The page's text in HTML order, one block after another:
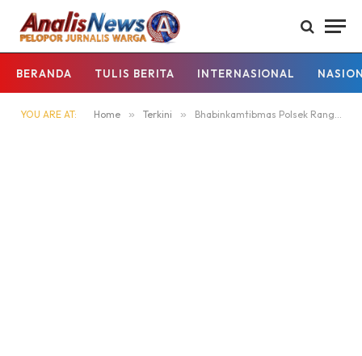
BERANDA TULIS BERITA INTERNASIONAL
YOU ARE AT: Home » Terkini » Bhabinkamtibmas Polsek Rangkasbitung Polres Lebak Hadiri Pelantikan dan Pengukuhan Ketau RT/RW Kelurahan Muara Ciujung Timur